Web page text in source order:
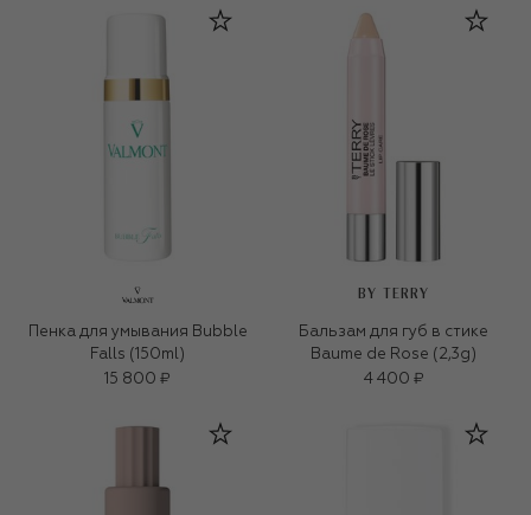
Пенка для умывания Bubble
Falls (150ml)
15 800 ₽
BY TERRY
Бальзам для губ в стике
Baume de Rose (2,3g)
4 400 ₽